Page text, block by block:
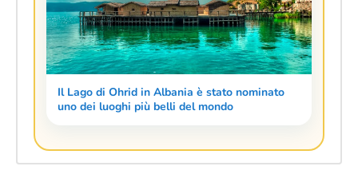
Il Lago di Ohrid in Albania è stato nominato
uno dei luoghi più belli del mondo